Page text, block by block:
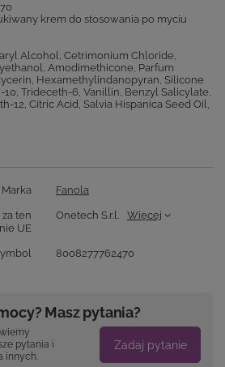
krem do stosowania po myciu
Alcohol, Cetrimonium Chloride,
Amodimethicone, Parfum
Hexamethylindanopyran, Silicone
Trideceth-6, Vanillin, Benzyl Salicylate,
12, Citric Acid, Salvia Hispanica Seed Oil,
Marka Fanola
ten
UE
Onetech S.r.l. Więcej
8008277762470
Masz pytania?
pytania i
innych.
Zadaj pytanie